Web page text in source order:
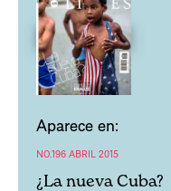
Aparece en:
NO.196 ABRIL 2015
¿La nueva Cuba?